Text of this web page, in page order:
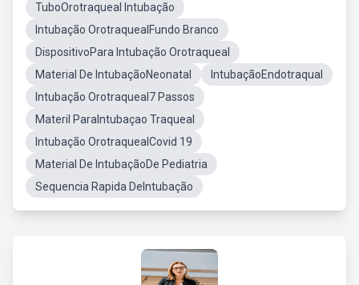
TuboOrotraqueal Intubação
Intubação OrotraquealFundo Branco
DispositivoPara Intubação Orotraqueal
Material De IntubaçãoNeonatal
IntubaçãoEndotraqual
Intubação Orotraqueal7 Passos
Materil ParaIntubaçao Traqueal
Intubação OrotraquealCovid 19
Material De IntubaçãoDe Pediatria
Sequencia Rapida DeIntubação